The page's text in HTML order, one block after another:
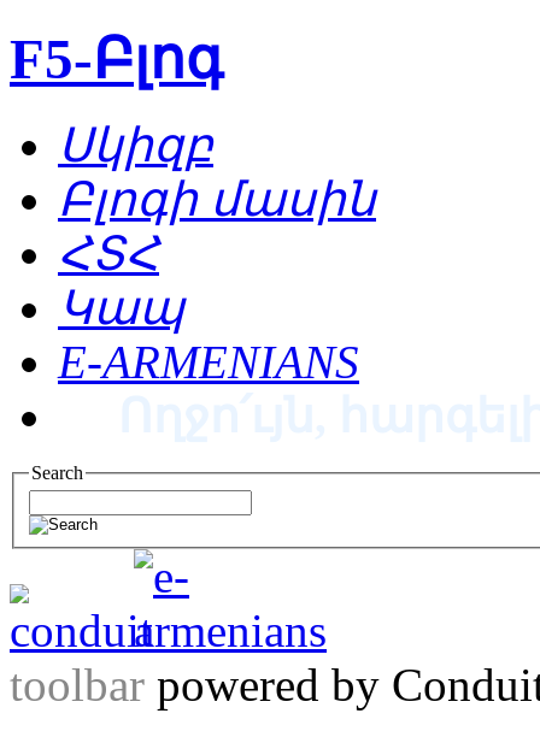
F5-Բլոգ
Սկիզբ
Բլոգի մասին
ՀՏՀ
Կապ
E-ARMENIANS
Search
toolbar powered by